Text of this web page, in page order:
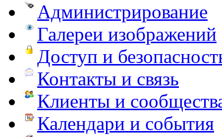
Администрирование
Галереи изображений
Доступ и
Контакты и связь
Клиенты и
Календари и события